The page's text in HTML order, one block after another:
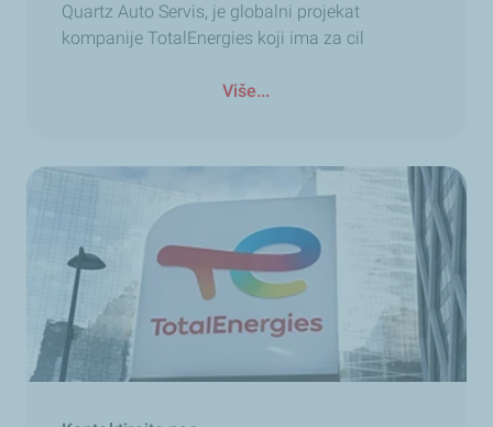
Quartz Auto Servis, je globalni projekat
kompanije TotalEnergies koji ima za cil
Više...